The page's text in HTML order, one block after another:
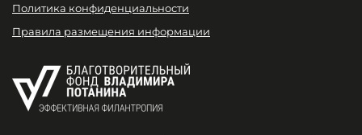
Политика конфиденциальности
Правила размещения информации